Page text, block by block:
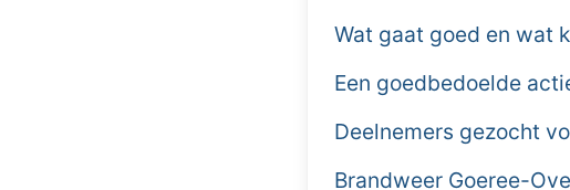
Wat gaat goed en wat
Een goedbedoelde
Deelnemers gezocht
Brandweer Goeree-